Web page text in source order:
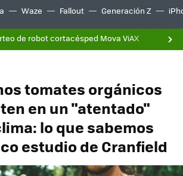
Waze Fallout Generación Z
de robot cortacésped Mova ViAX
tomates orgánicos
en un "atentado"
lo que sabemos
estudio de Cranfield